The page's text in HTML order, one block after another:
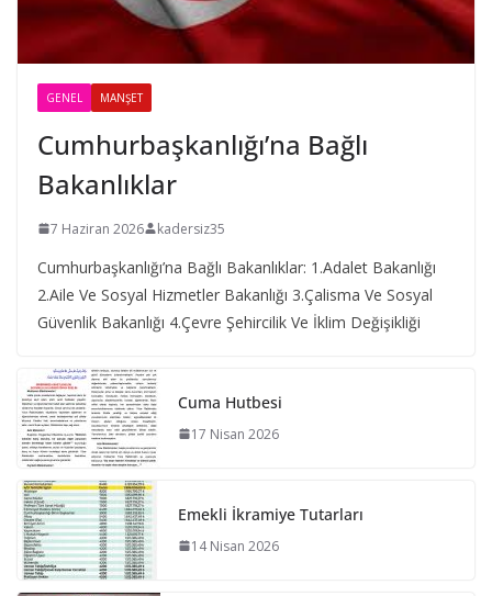
GENEL MANŞET
Cumhurbaşkanlığı’na Bağlı
Bakanlıklar
7 Haziran 2026 kadersiz35
Cumhurbaşkanlığı’na Bağlı Bakanlıklar: 1.Adalet Bakanlığı
2.Aile Ve Sosyal Hizmetler Bakanlığı 3.Çalisma Ve Sosyal
Güvenlik Bakanlığı 4.Çevre Şehircilik Ve İklim Değişikliği
Cuma Hutbesi
17 Nisan 2026
Emekli İkramiye Tutarları
14 Nisan 2026